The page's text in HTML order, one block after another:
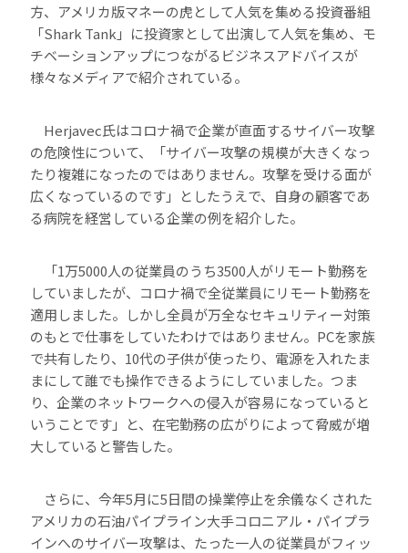
方、アメリカ版マネーの虎として人気を集める投資番組
「Shark Tank」に投資家として出演して人気を集め、モ
チベーションアップにつながるビジネスアドバイスが
様々なメディアで紹介されている。
Herjavec氏はコロナ禍で企業が直面するサイバー攻撃
の危険性について、「サイバー攻撃の規模が大きくなっ
たり複雑になったのではありません。攻撃を受ける面が
広くなっているのです」としたうえで、自身の顧客であ
る病院を経営している企業の例を紹介した。
「1万5000人の従業員のうち3500人がリモート勤務を
していましたが、コロナ禍で全従業員にリモート勤務を
適用しました。しかし全員が万全なセキュリティー対策
のもとで仕事をしていたわけではありません。PCを家族
で共有したり、10代の子供が使ったり、電源を入れたま
まにして誰でも操作できるようにしていました。つま
り、企業のネットワークへの侵入が容易になっていると
いうことです」と、在宅勤務の広がりによって脅威が増
大していると警告した。
さらに、今年5月に5日間の操業停止を余儀なくされた
アメリカの石油パイプライン大手コロニアル・パイプラ
インへのサイバー攻撃は、たった一人の従業員がフィッ